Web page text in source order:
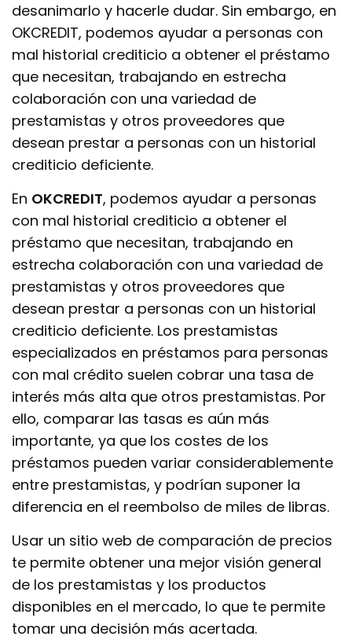
desanimarlo y hacerle dudar. Sin embargo, en
OKCREDIT, podemos ayudar a personas con
mal historial crediticio a obtener el préstamo
que necesitan, trabajando en estrecha
colaboración con una variedad de
prestamistas y otros proveedores que
desean prestar a personas con un historial
crediticio deficiente.
En OKCREDIT, podemos ayudar a personas
con mal historial crediticio a obtener el
préstamo que necesitan, trabajando en
estrecha colaboración con una variedad de
prestamistas y otros proveedores que
desean prestar a personas con un historial
crediticio deficiente. Los prestamistas
especializados en préstamos para personas
con mal crédito suelen cobrar una tasa de
interés más alta que otros prestamistas. Por
ello, comparar las tasas es aún más
importante, ya que los costes de los
préstamos pueden variar considerablemente
entre prestamistas, y podrían suponer la
diferencia en el reembolso de miles de libras.
Usar un sitio web de comparación de precios
te permite obtener una mejor visión general
de los prestamistas y los productos
disponibles en el mercado, lo que te permite
tomar una decisión más acertada.